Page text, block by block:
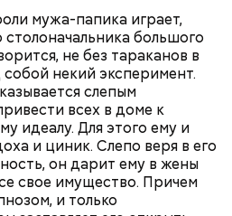
мужа-папика играет,
большого
не без тараканов в
некий эксперимент.
слепым
всех в доме к
идеалу. Для этого ему и
и циник. Слепо веря в его
он дарит ему в жены
свое имущество. Причем
и только
сахара, который
С одной стороны — это